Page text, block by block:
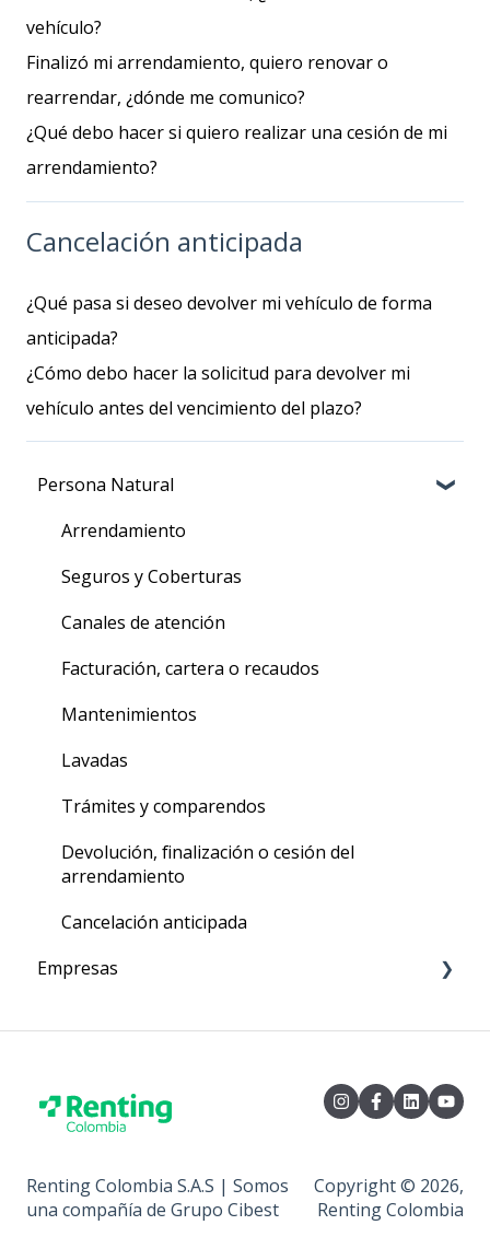
vehículo?
Finalizó mi arrendamiento, quiero renovar o
rearrendar, ¿dónde me comunico?
¿Qué debo hacer si quiero realizar una cesión de mi
arrendamiento?
Cancelación anticipada
¿Qué pasa si deseo devolver mi vehículo de forma
anticipada?
¿Cómo debo hacer la solicitud para devolver mi
vehículo antes del vencimiento del plazo?
Persona Natural
Arrendamiento
Seguros y Coberturas
Canales de atención
Facturación, cartera o recaudos
Mantenimientos
Lavadas
Trámites y comparendos
Devolución, finalización o cesión del
arrendamiento
Cancelación anticipada
Empresas
Canales de atención
Mantenimientos
Renting Colombia S.A.S | Somos
una compañía de Grupo Cibest
Copyright © 2026,
Renting Colombia